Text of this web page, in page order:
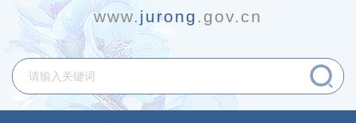
www.jurong .gov.cn